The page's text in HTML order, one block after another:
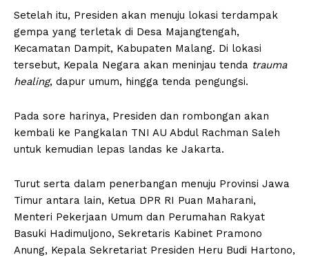
Setelah itu, Presiden akan menuju lokasi terdampak
gempa yang terletak di Desa Majangtengah,
Kecamatan Dampit, Kabupaten Malang. Di lokasi
tersebut, Kepala Negara akan meninjau tenda trauma
healing, dapur umum, hingga tenda pengungsi.
Pada sore harinya, Presiden dan rombongan akan
kembali ke Pangkalan TNI AU Abdul Rachman Saleh
untuk kemudian lepas landas ke Jakarta.
Turut serta dalam penerbangan menuju Provinsi Jawa
Timur antara lain, Ketua DPR RI Puan Maharani,
Menteri Pekerjaan Umum dan Perumahan Rakyat
Basuki Hadimuljono, Sekretaris Kabinet Pramono
Anung, Kepala Sekretariat Presiden Heru Budi Hartono,